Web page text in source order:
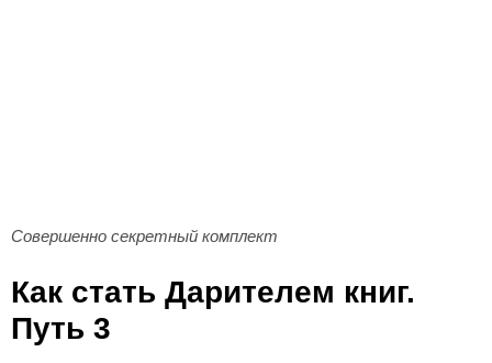
Совершенно секретный комплект
Как стать Дарителем книг.
Путь 3